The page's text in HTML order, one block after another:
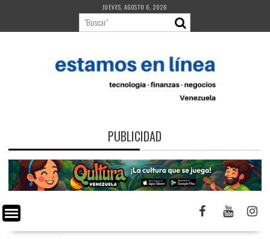
contenido
JUEVES, AGOSTO 6, 2026
PUBLICIDAD